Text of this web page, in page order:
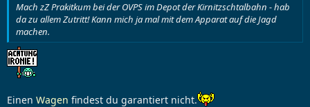
Mach zZ Prakitkum bei der OVPS im Depot der Kirnitzschtalbahn - hab
da zu allem Zutritt! Kann mich ja mal mit dem Apparat auf die Jagd
machen.
Einen Wagen findest du garantiert nicht.